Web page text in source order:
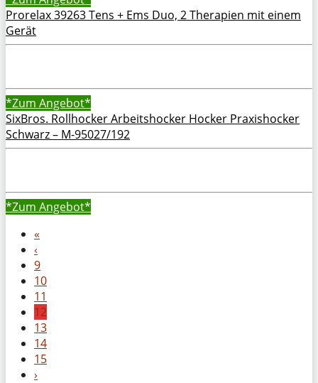
Prorelax 39263 Tens + Ems Duo, 2 Therapien mit einem
Gerät
*Zum Angebot*
SixBros. Rollhocker Arbeitshocker Hocker Praxishocker
Schwarz – M-95027/192
*Zum Angebot*
«
‹
9
10
11
12
13
14
15
›